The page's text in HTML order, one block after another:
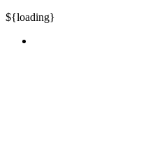
${loading}